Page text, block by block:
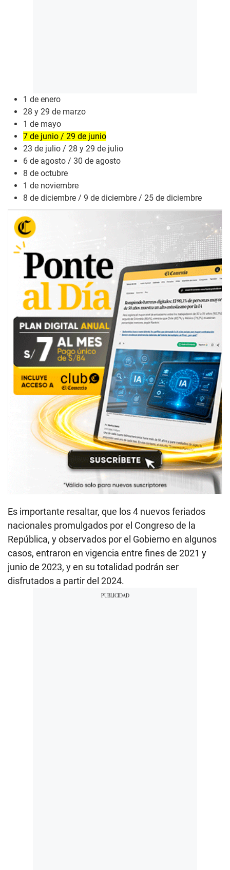
1 de enero
28 y 29 de marzo
1 de mayo
7 de junio / 29 de junio
23 de julio / 28 y 29 de julio
6 de agosto / 30 de agosto
8 de octubre
1 de noviembre
8 de diciembre / 9 de diciembre / 25 de diciembre
Es importante resaltar, que los 4 nuevos feriados
nacionales promulgados por el Congreso de la
República, y observados por el Gobierno en algunos
casos, entraron en vigencia entre fines de 2021 y
junio de 2023, y en su totalidad podrán ser
disfrutados a partir del 2024.